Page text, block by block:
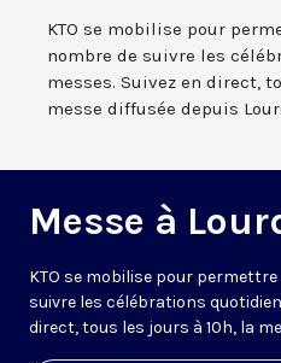
KTO se mobilise pour
nombre de suivre les
messes. Suivez en direct,
messe diffusée depuis
Messe à
KTO se mobilise pour
suivre les célébrations
direct, tous les jours à 10h, la